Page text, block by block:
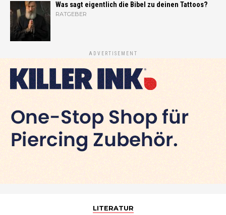
Was sagt eigentlich die Bibel zu deinen Tattoos?
RATGEBER
ADVERTISEMENT
LITERATUR